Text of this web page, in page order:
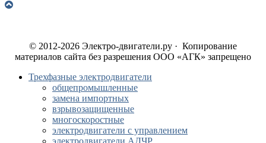
© 2012-2026 Электро-двигатели.ру · Копирование
материалов сайта без разрешения ООО «АГК» запрещено
Трехфазные электродвигатели
общепромышленные
замена импортных
взрывозащищенные
многоскоростные
электродвигатели с управлением